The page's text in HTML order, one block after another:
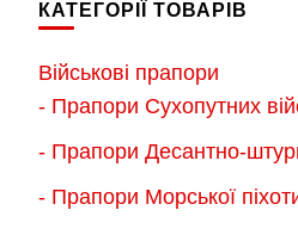
варіантів.
можна
вибрати
на
сторінці
КАТЕГОРІЇ ТОВАРІВ
Військові прапори
- Прапори Сухопутних
- Прапори Десантно-
- Прапори Морської